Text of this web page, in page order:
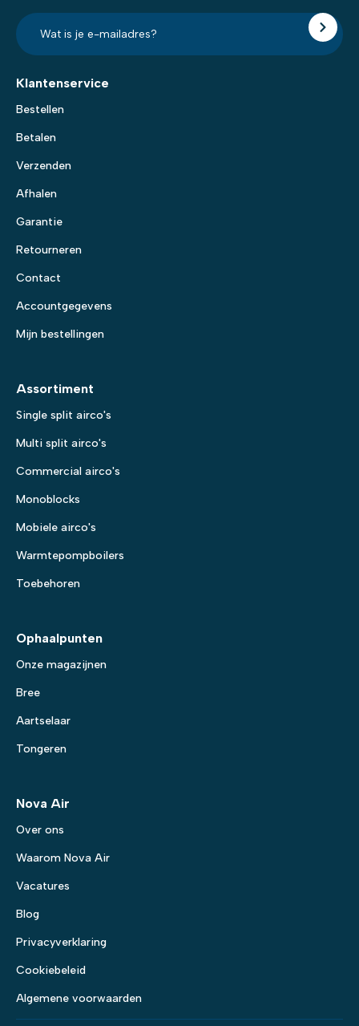
E-
mailadres?
*
Klantenservice
Bestellen
Betalen
Verzenden
Afhalen
Garantie
Retourneren
Contact
Accountgegevens
Mijn bestellingen
Assortiment
Single split airco's
Multi split airco's
Commercial airco's
Monoblocks
Mobiele airco's
Warmtepompboilers
Toebehoren
Ophaalpunten
Onze magazijnen
Bree
Aartselaar
Tongeren
Nova Air
Over ons
Waarom Nova Air
Vacatures
Blog
Privacyverklaring
Cookiebeleid
Algemene voorwaarden